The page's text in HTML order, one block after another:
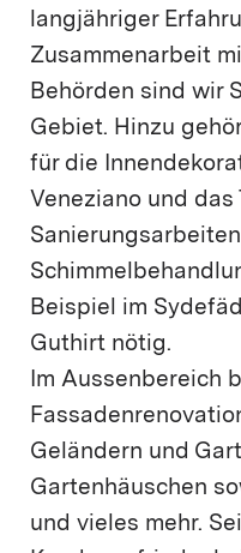
langjähriger
Zusammenarbeit
Behörden sind wir
Gebiet. Hinzu
für die
Veneziano und das
Beispiel im
Guthirt nötig.
Im Aussenbereich
Geländern und
Gartenhäuschen
und vieles mehr.